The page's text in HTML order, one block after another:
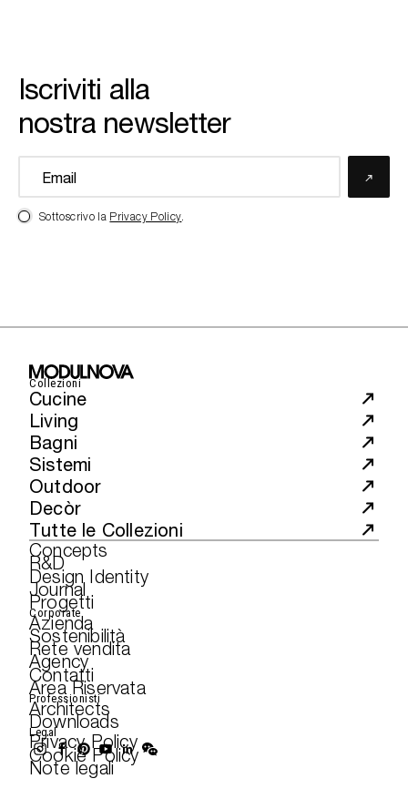
Iscriviti alla
nostra newsletter
Sottoscrivo la Privacy Policy.
Collezioni
Cucine
Living
Bagni
Sistemi
Outdoor
Decòr
Tutte le Collezioni
Concepts
R&D
Design Identity
Journal
Progetti
Corporate
Azienda
Sostenibilità
Rete vendita
Agency
Contatti
Area Riservata
Professionisti
Architects
Downloads
Legal
Privacy Policy
Cookie Policy
Note legali